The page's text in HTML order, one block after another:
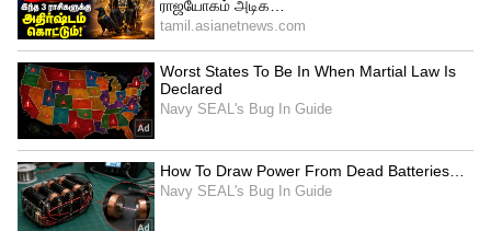
கண்ணீரை துடைத்த காவ்யா மாறன் –
வைரலாகும் வீடியோ!
முதல் முறையாக ஒரு கேப்டனாக ஷ்ரேயாஸ்
ஐயர் ஐபிஎல் டிராபியை தனது கையில்
ஏந்தியுள்ளார். இந்த நிலையில் தான் ராயல்
சேலஞ்சர்ஸ் பெங்களூரு அணியின் வீரரும்,